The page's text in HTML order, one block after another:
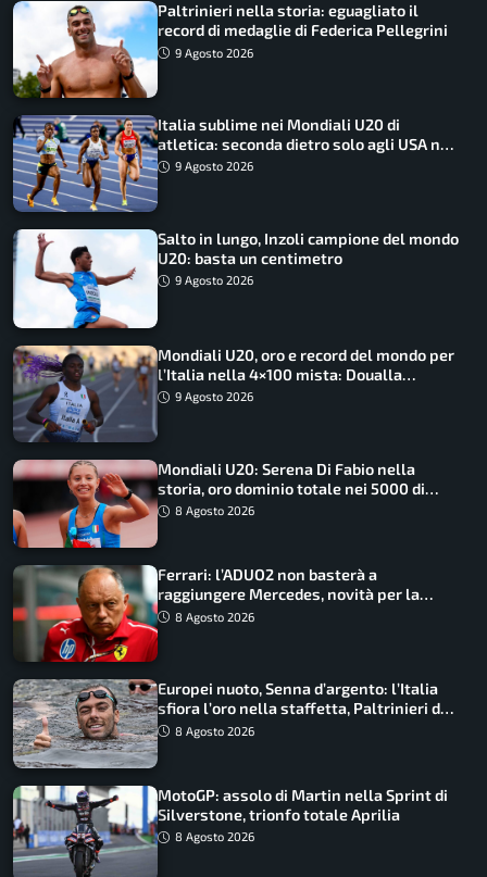
Paltrinieri nella storia: eguagliato il
record di medaglie di Federica Pellegrini
9 Agosto 2026
Italia sublime nei Mondiali U20 di
atletica: seconda dietro solo agli USA nel
medagliere
9 Agosto 2026
Salto in lungo, Inzoli campione del mondo
U20: basta un centimetro
9 Agosto 2026
Mondiali U20, oro e record del mondo per
l’Italia nella 4×100 mista: Doualla
straordinaria
9 Agosto 2026
Mondiali U20: Serena Di Fabio nella
storia, oro dominio totale nei 5000 di
marcia
8 Agosto 2026
Ferrari: l’ADUO2 non basterà a
raggiungere Mercedes, novità per la
Macarena
8 Agosto 2026
Europei nuoto, Senna d’argento: l’Italia
sfiora l’oro nella staffetta, Paltrinieri da
urlo, il bilancio azzurro
8 Agosto 2026
MotoGP: assolo di Martin nella Sprint di
Silverstone, trionfo totale Aprilia
8 Agosto 2026